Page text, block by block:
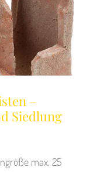
–
Siedlung
max. 25